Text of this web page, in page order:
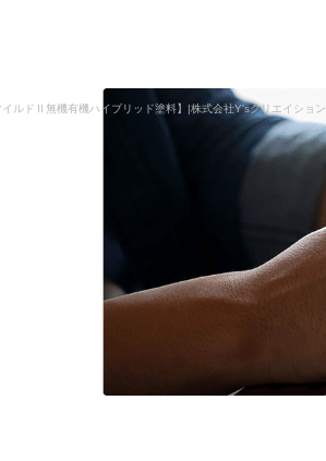
ルドⅡ無機有機ハイブリッド塗料】|株式会社Y'sクリエイション